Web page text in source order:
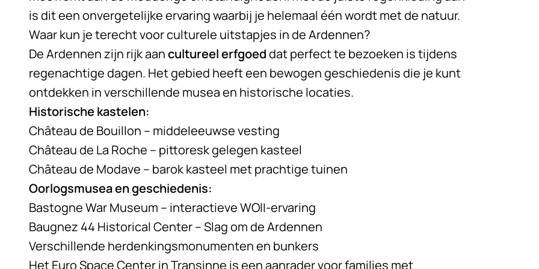
is dit een onvergetelijke ervaring waarbij je helemaal één wordt met de natuur.
Waar kun je terecht voor culturele uitstapjes in de Ardennen?
De Ardennen zijn rijk aancultureel erfgoeddat perfect te bezoeken is tijdens
regenachtige dagen. Het gebied heeft een bewogen geschiedenis die je kunt
ontdekken in verschillende musea en historische locaties.
Historische kastelen:
Château de Bouillon – middeleeuwse vesting
Château de La Roche – pittoresk gelegen kasteel
Château de Modave – barok kasteel met prachtige tuinen
Oorlogsmusea en geschiedenis:
Bastogne War Museum – interactieve WOII-ervaring
Baugnez 44 Historical Center – Slag om de Ardennen
Verschillende herdenkingsmonumenten en bunkers
Het Euro Space Center in Transinne is een aanrader voor families met